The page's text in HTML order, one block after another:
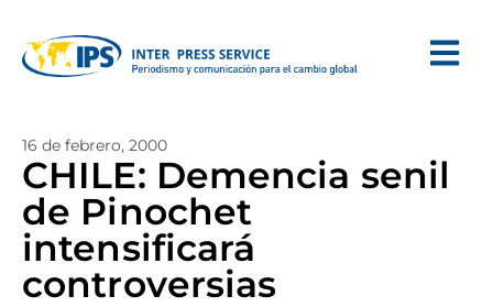
16 de febrero, 2000
CHILE: Demencia senil
de Pinochet
intensificará
controversias